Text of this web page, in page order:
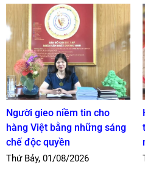
Người gieo niềm tin cho
hàng Việt bằng những sáng
chế độc quyền
Thứ Bảy, 01/08/2026